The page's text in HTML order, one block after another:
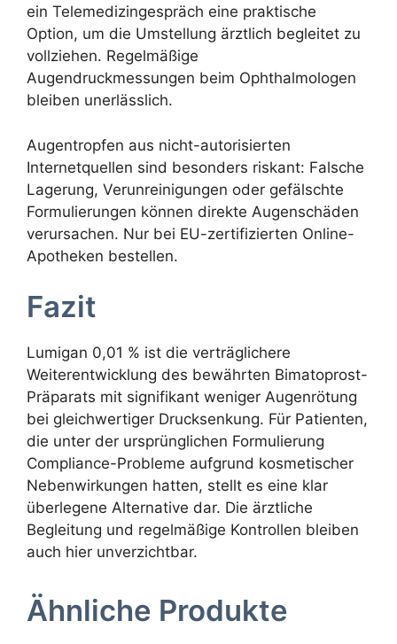
ein Telemedizingespräch eine praktische
Option, um die Umstellung ärztlich begleitet zu
vollziehen. Regelmäßige
Augendruckmessungen beim Ophthalmologen
bleiben unerlässlich.
Augentropfen aus nicht-autorisierten
Internetquellen sind besonders riskant: Falsche
Lagerung, Verunreinigungen oder gefälschte
Formulierungen können direkte Augenschäden
verursachen. Nur bei EU-zertifizierten Online-
Apotheken bestellen.
Fazit
Lumigan 0,01 % ist die verträglichere
Weiterentwicklung des bewährten Bimatoprost-
Präparats mit signifikant weniger Augenrötung
bei gleichwertiger Drucksenkung. Für Patienten,
die unter der ursprünglichen Formulierung
Compliance-Probleme aufgrund kosmetischer
Nebenwirkungen hatten, stellt es eine klar
überlegene Alternative dar. Die ärztliche
Begleitung und regelmäßige Kontrollen bleiben
auch hier unverzichtbar.
Ähnliche Produkte